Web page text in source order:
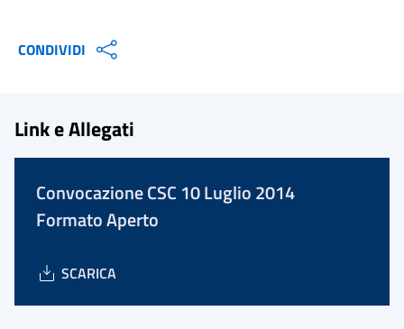
CONDIVIDI
Link e Allegati
Convocazione CSC 10 Luglio 2014
Formato Aperto
SCARICA